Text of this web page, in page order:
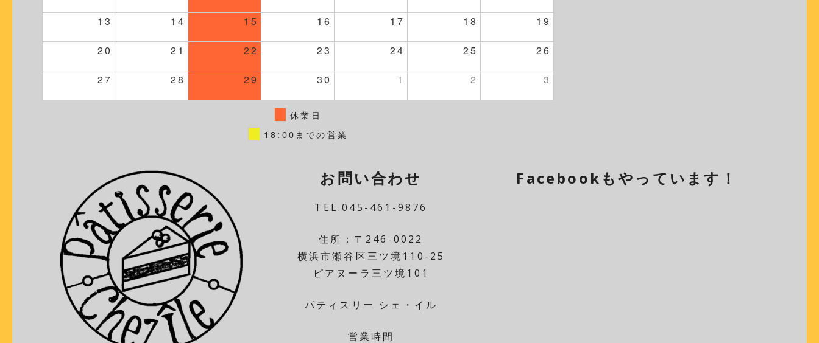
13 14 15 16 17 18 19
20 21 22 23 24 25 26
27 28 29 30 1 2 3
休業日
18:00までの営業
お問い合わせ
TEL.045-461-9876
住所：〒246-0022
横浜市瀬谷区三ツ境110-25
ピアヌーラ三ツ境101
パティスリー シェ・イル
営業時間
Facebookもやっています！